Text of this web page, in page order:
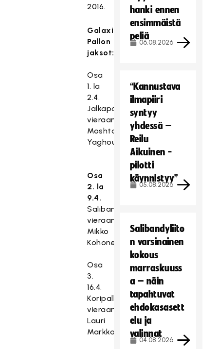
2016.
Galaxin
Pallon
jaksot:
Osa
1. la
2.4.
Jalkapallo,
vieraana
Moshtagh
Yaghoubi.
Osa
2. la
9.4.
Salibandy,
vieraana
Mikko
Kohonen.
Osa
3.
16.4.
Koripallo,
vieraana
Lauri
Markkanen.
hanki ennen
ensimmäistä
peliä
06.08.2026
“Kannustava
ilmapiiri
syntyy
yhdessä –
Reilu
Aikuinen -
pilotti
käynnistyy”
05.08.2026
Salibandyliito
n varsinainen
kokous
marraskuuss
a – näin
tapahtuvat
ehdokasasett
elu ja
valinnat
04.08.2026